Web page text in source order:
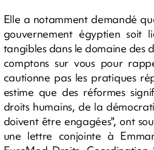
Elle a notamment demandé
gouvernement égyptien soit
tangibles dans le domaine des
comptons sur vous pour
cautionne pas les pratiques
estime que des réformes
droits humains, de la
doivent être engagées", ont
une lettre conjointe à